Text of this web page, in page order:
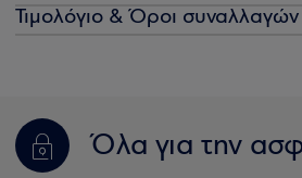
Τιμολόγιο & Όροι συναλλαγών
Όλα για την